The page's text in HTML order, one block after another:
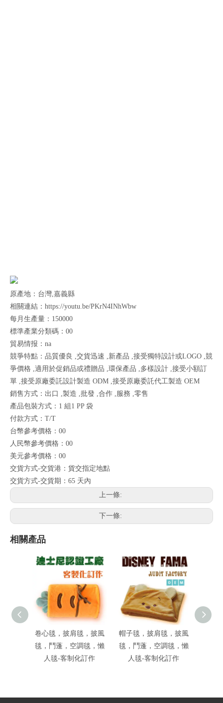
原產地：台灣,嘉義縣
相關連結：https://youtu.be/PKrN4INhWbw
每月生產量：150000
標準產業分類碼：00
貿易情报：na
競爭特點：品質優良 ,交貨迅速 ,新產品 ,接受獨特設計或LOGO ,競
爭價格 ,適用於促銷品或禮贈品 ,環保產品 ,多樣設計 ,接受小額訂
單 ,接受原廠委託設計製造 ODM ,接受原廠委託代工製造 OEM
銷售方式：出口 ,製造 ,批發 ,合作 ,服務 ,零售
產品包裝方式：1 組1 PP 袋
付款方式：T/T
台幣參考價格：00
人民幣參考價格：00
美元參考價格：00
交貨方式-交貨港：貨交指定地點
交貨方式-交貨期：65 天內
上一條:
下一條:
相關產品
卷心毯，披肩毯，披風
毯，鬥蓬，空調毯，懶
人毯-客制化訂作
帽子毯，披肩毯，披風
毯，鬥蓬，空調毯，懶
人毯-客制化訂作